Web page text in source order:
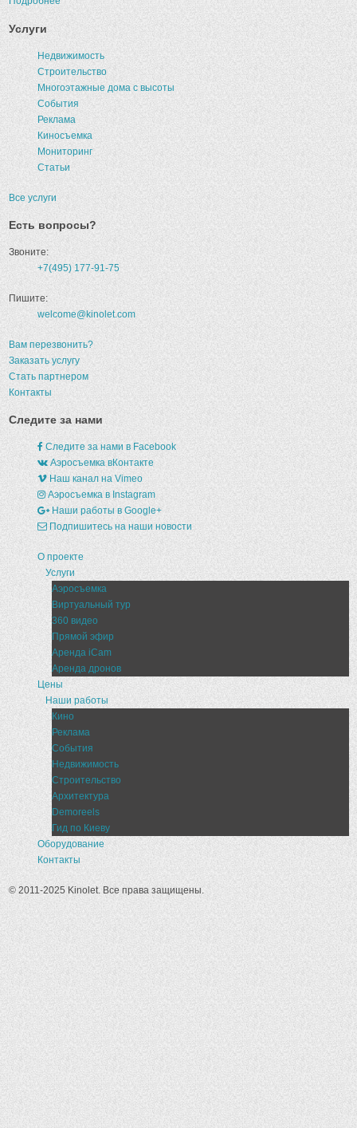
Услуги
Недвижимость
Строительство
Многоэтажные дома с высоты
События
Реклама
Киносъемка
Мониторинг
Статьи
Все услуги
Есть вопросы?
Звоните:
+7(495) 177-91-75
Пишите:
welcome@kinolet.com
Вам перезвонить?
Заказать услугу
Стать партнером
Контакты
Следите за нами
Следите за нами в Facebook
Аэросъемка вКонтакте
Наш канал на Vimeo
Аэросъемка в Instagram
Наши работы в Google+
Подпишитесь на наши новости
О проекте
Услуги
Аэросъемка
Виртуальный тур
360 видео
Прямой эфир
Аренда iCam
Аренда дронов
Цены
Наши работы
Кино
Реклама
События
Недвижимость
Строительство
Архитектура
Demoreels
Гид по Киеву
Оборудование
Контакты
© 2011-2025 Kinolet. Все права защищены.